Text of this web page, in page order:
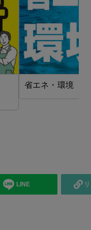
】
LINE